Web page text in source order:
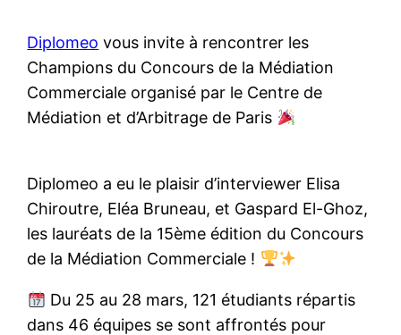
Diplomeo vous invite à rencontrer les
Champions du Concours de la Médiation
Commerciale organisé par le Centre de
Médiation et d’Arbitrage de Paris
Diplomeo a eu le plaisir d’interviewer Elisa
Chiroutre, Eléa Bruneau, et Gaspard El-Ghoz,
les lauréats de la 15ème édition du Concours
de la Médiation Commerciale !
Du 25 au 28 mars, 121 étudiants répartis
dans 46 équipes se sont affrontés pour